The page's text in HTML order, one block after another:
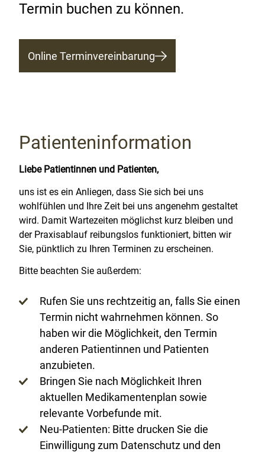
Termin buchen zu können.
Online Terminvereinbarung
Patienteninformation
Liebe Patientinnen und Patienten,
uns ist es ein Anliegen, dass Sie sich bei uns
wohlfühlen und Ihre Zeit bei uns angenehm gestaltet
wird. Damit Wartezeiten möglichst kurz bleiben und
der Praxisablauf reibungslos funktioniert, bitten wir
Sie, pünktlich zu Ihren Terminen zu erscheinen.
Bitte beachten Sie außerdem:
Rufen Sie uns rechtzeitig an, falls Sie einen
Termin nicht wahrnehmen können. So
haben wir die Möglichkeit, den Termin
anderen Patientinnen und Patienten
anzubieten.
Bringen Sie nach Möglichkeit Ihren
aktuellen Medikamentenplan sowie
relevante Vorbefunde mit.
Neu-Patienten: Bitte drucken Sie die
Einwilligung zum Datenschutz und den